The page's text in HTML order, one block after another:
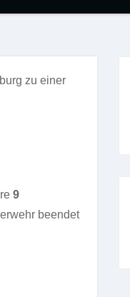
zu einer
9
beendet